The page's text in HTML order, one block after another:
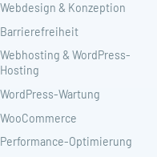
Webdesign & Konzeption
Barrierefreiheit
Webhosting & WordPress-
Hosting
WordPress-Wartung
WooCommerce
Performance-Optimierung